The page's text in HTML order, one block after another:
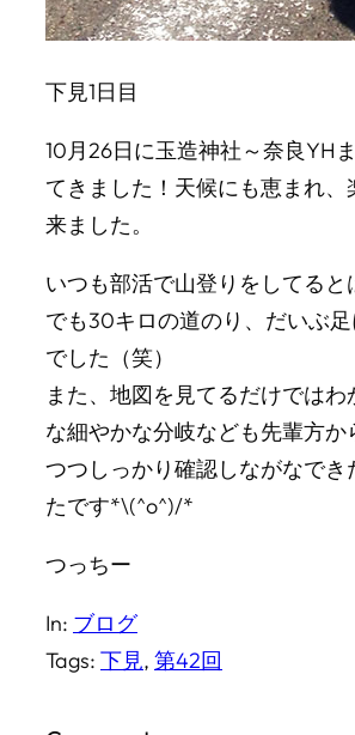
下見1日目
10月26日に玉造神社～奈良YH
てきました！天候にも恵まれ、
来ました。
いつも部活で山登りをしてると
でも30キロの道のり、だいぶ
でした（笑）
また、地図を見てるだけではわ
な細やかな分岐なども先輩方か
つつしっかり確認しながなでき
たです*\(^o^)/*
つっちー
In: ブログ
Tags: 下見, 第42回